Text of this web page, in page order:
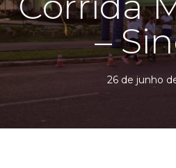
–
26 de junho